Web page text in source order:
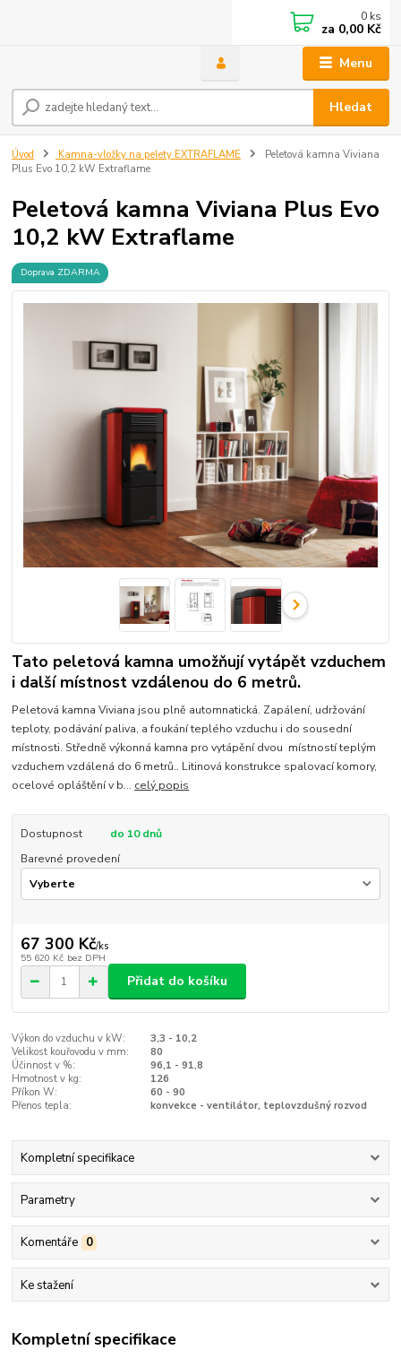
Menu
Hledat
0 ks
za 0,00 Kč
Úvod Kamna-vložky na pelety EXTRAFLAME
Peletová kamna Viviana
Plus Evo 10,2 kW Extraflame
Peletová kamna Viviana Plus Evo
10,2 kW Extraflame
Doprava ZDARMA
Tato peletová kamna umožňují vytápět vzduchem
i další místnost vzdálenou do 6 metrů.
Peletová kamna Viviana jsou plně automnatická. Zapálení, udržování
teploty, podávání paliva, a foukání teplého vzduchu i do sousední
místnosti. Středně výkonná kamna pro vytápění dvou místností teplým
vzduchem vzdálená do 6 metrů.. Litinová konstrukce spalovací komory,
ocelové opláštění v b... celý popis
Dostupnost
do 10 dnů
Barevné provedení
67 300 Kč/ks
55 620 Kč bez DPH
Přidat do košíku
Výkon do vzduchu v kW:
3,3 - 10,2
Velikost kouřovodu v mm:
80
Účinnost v %:
96,1 - 91,8
Hmotnost v kg:
126
Příkon W:
60 - 90
Přenos tepla:
konvekce - ventilátor, teplovzdušný rozvod
Kompletní specifikace
Parametry
Komentáře 0
Ke stažení
Kompletní specifikace